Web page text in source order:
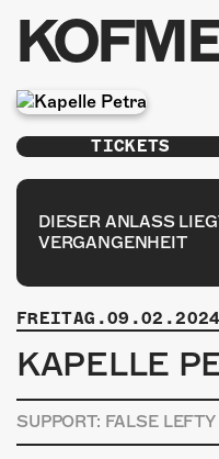
GALERIE
PHOTOMAT
INFOS
KONTAKT
TICKETS
DIESER ANLASS
VERGANGENHEIT
FREITAG.09.02.2024
KAPELLE
SUPPORT: FALSE LEFTY